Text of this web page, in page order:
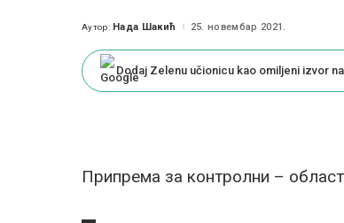
Posted
Аутор: Нада Шакић 25. новембар 2021.
Dodaj Zelenu učionicu kao omiljeni izvor
Припрема за контролни –